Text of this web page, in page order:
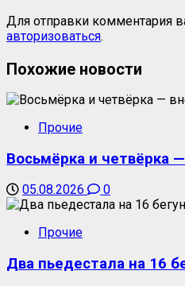
Для отправки комментария
авторизоваться.
Похожие новости
Прочие
Восьмёрка и четвёрка
05.08.2026 0
Прочие
Два пьедестала на 16